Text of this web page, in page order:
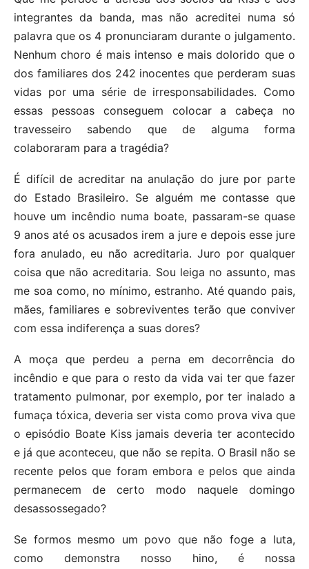
integrantes da banda, mas não acreditei numa só
palavra que os 4 pronunciaram durante o julgamento.
Nenhum choro é mais intenso e mais dolorido que o
dos familiares dos 242 inocentes que perderam suas
vidas por uma série de irresponsabilidades. Como
essas pessoas conseguem colocar a cabeça no
travesseiro sabendo que de alguma forma
colaboraram para a tragédia?
É difícil de acreditar na anulação do jure por parte
do Estado Brasileiro. Se alguém me contasse que
houve um incêndio numa boate, passaram-se quase
9 anos até os acusados irem a jure e depois esse jure
fora anulado, eu não acreditaria. Juro por qualquer
coisa que não acreditaria. Sou leiga no assunto, mas
me soa como, no mínimo, estranho. Até quando pais,
mães, familiares e sobreviventes terão que conviver
com essa indiferença a suas dores?
A moça que perdeu a perna em decorrência do
incêndio e que para o resto da vida vai ter que fazer
tratamento pulmonar, por exemplo, por ter inalado a
fumaça tóxica, deveria ser vista como prova viva que
o episódio Boate Kiss jamais deveria ter acontecido
e já que aconteceu, que não se repita. O Brasil não se
recente pelos que foram embora e pelos que ainda
permanecem de certo modo naquele domingo
desassossegado?
Se formos mesmo um povo que não foge a luta,
como demonstra nosso hino, é nossa